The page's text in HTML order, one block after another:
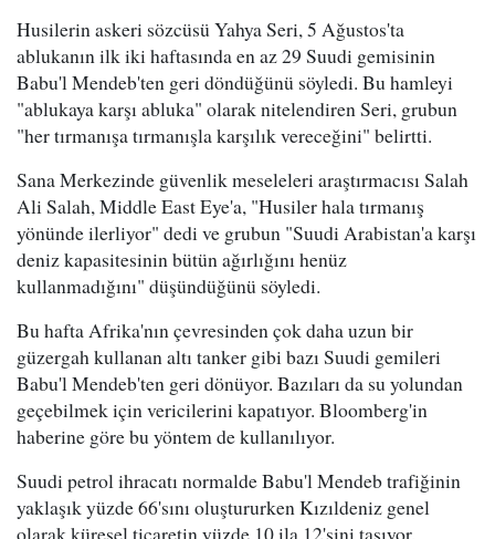
Husilerin askeri sözcüsü Yahya Seri, 5 Ağustos'ta
ablukanın ilk iki haftasında en az 29 Suudi gemisinin
Babu'l Mendeb'ten geri döndüğünü söyledi. Bu hamleyi
"ablukaya karşı abluka" olarak nitelendiren Seri, grubun
"her tırmanışa tırmanışla karşılık vereceğini" belirtti.
Sana Merkezinde güvenlik meseleleri araştırmacısı Salah
Ali Salah, Middle East Eye'a, "Husiler hala tırmanış
yönünde ilerliyor" dedi ve grubun "Suudi Arabistan'a karşı
deniz kapasitesinin bütün ağırlığını henüz
kullanmadığını" düşündüğünü söyledi.
Bu hafta Afrika'nın çevresinden çok daha uzun bir
güzergah kullanan altı tanker gibi bazı Suudi gemileri
Babu'l Mendeb'ten geri dönüyor. Bazıları da su yolundan
geçebilmek için vericilerini kapatıyor. Bloomberg'in
haberine göre bu yöntem de kullanılıyor.
Suudi petrol ihracatı normalde Babu'l Mendeb trafiğinin
yaklaşık yüzde 66'sını oluştururken Kızıldeniz genel
olarak küresel ticaretin yüzde 10 ila 12'sini taşıyor.